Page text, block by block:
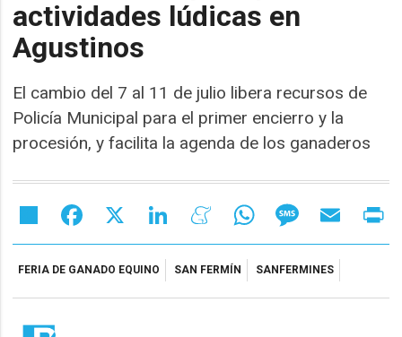
actividades lúdicas en
Agustinos
El cambio del 7 al 11 de julio libera recursos de
Policía Municipal para el primer encierro y la
procesión, y facilita la agenda de los ganaderos
Share Facebook LinkedIn MeneameWhatsAppMessageEmail
FERIA DE GANADO EQUINO SAN FERMÍN SANFERMINES